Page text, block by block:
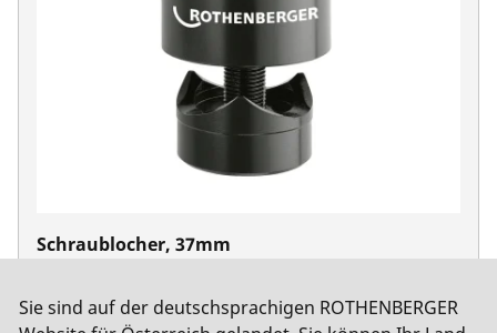
Schraublocher, 37mm
Sie sind auf der deutschsprachigen ROTHENBERGER